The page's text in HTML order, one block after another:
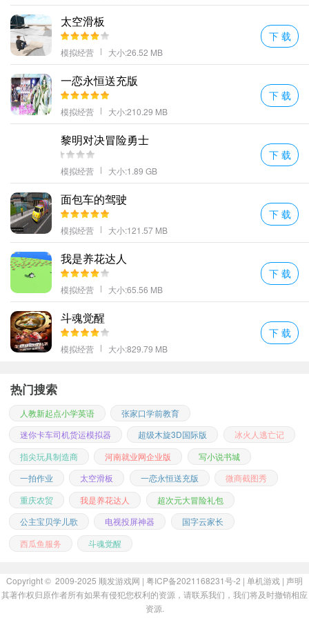
美丽的风景。
司机们继续进行巴士挑战通过了各种沙漠地图车技表演发挥你的技
术。
在规定的时间内将士兵送到指定的地点;
更多好玩的手游，请持续关注顺发游戏网
太空滑板
模拟经营 大小:26.52 MB
下 载
一恋永恒送充版
模拟经营 大小:210.29 MB
下 载
黎明对决冒险勇士
模拟经营 大小:1.89 GB
下 载
面包车的驾驶
模拟经营 大小:121.57 MB
下 载
我是养花达人
模拟经营 大小:65.56 MB
下 载
斗魂觉醒
模拟经营 大小:829.79 MB
下 载
热门搜索
人教新起点小学英语
张家口学前教育
迷你卡车司机货运模拟器
超级木旋3D国际版
冰火人逃亡记
指尖玩具制造商
河南就业网企业版
写小说书城
一拍作业
太空滑板 一恋永恒送充版
微商截图秀
重庆农贸
我是养花达人
超次元大冒险礼包
公主宝贝学儿歌
电视投屏神器
国字云家长
西瓜鱼服务
斗魂觉醒
Copyright © 2009-2025 顺发游戏网 | 粤ICP备2021168231号-2 | 单机游戏 | 声明
其著作权归原作者所有如果有侵犯您权利的资源，请联系我们，我们将及时撤销相应
资源.